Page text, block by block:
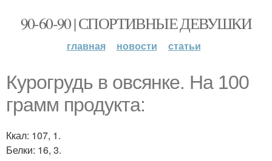
90-60-90 | СПОРТИВНЫЕ ДЕВУШКИ
главная новости статьи
Курогрудь в овсянке. На 100
грамм продукта:
Ккал: 107, 1.
Белки: 16, 3.